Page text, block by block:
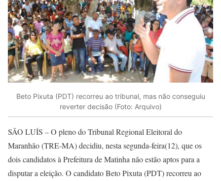
Beto Pixuta (PDT) recorreu ao tribunal, mas não conseguiu
reverter decisão (Foto: Arquivo)
SÃO LUÍS – O pleno do Tribunal Regional Eleitoral do
Maranhão (TRE-MA) decidiu, nesta segunda-feira(12), que os
dois candidatos à Prefeitura de Matinha não estão aptos para a
disputar a eleição. O candidato Beto Pixuta (PDT) recorreu ao